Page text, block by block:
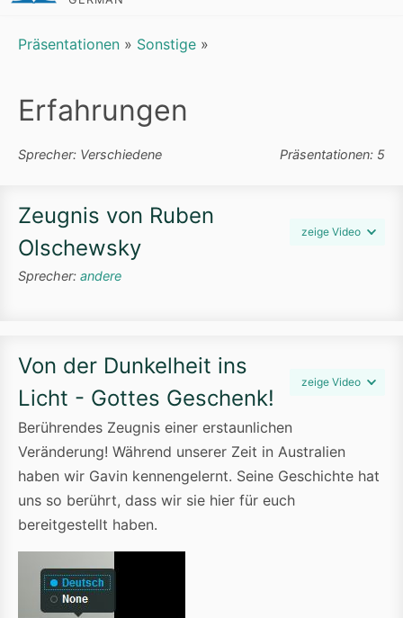
Präsentationen » Sonstige »
Erfahrungen
Sprecher: Verschiedene Präsentationen: 5
Zeugnis von Ruben
Olschewsky
zeige Video
Sprecher: andere
Von der Dunkelheit ins
Licht - Gottes Geschenk!
zeige Video
Berührendes Zeugnis einer erstaunlichen
Veränderung! Während unserer Zeit in Australien
haben wir Gavin kennengelernt. Seine Geschichte hat
uns so berührt, dass wir sie hier für euch
bereitgestellt haben.